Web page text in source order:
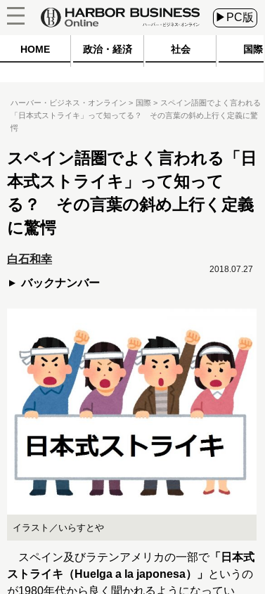
▶PC版
HOME 政治・経済 社会 国際
ハーバー・ビジネス・オンライン 国際
スペイン語圏でよく言われる
「日本式ストライキ」って知ってる？ その言葉の斜め上行く定義に驚
愕
スペイン語圏でよく言われる「日
本式ストライキ」って知って
る？ その言葉の斜め上行く定義
に驚愕
白石和幸
バックナンバー
2018.07.27
イラスト／いらすとや
スペイン及びラテンアメリカの一部で「日本式
ストライキ（Huelga a la japonesa）」 というの
が1980年代から良く聞かれるようになってい